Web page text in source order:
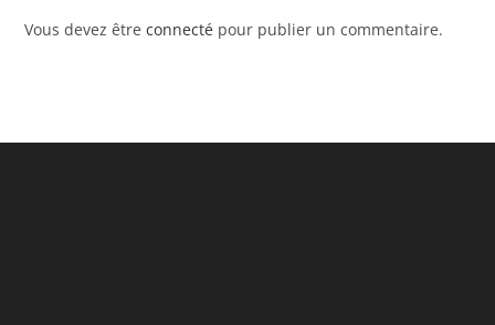
Vous devez êtreconnecté pour publier un commentaire.